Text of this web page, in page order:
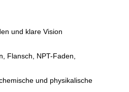
und klare Vision
Flansch, NPT-Faden,
und physikalische